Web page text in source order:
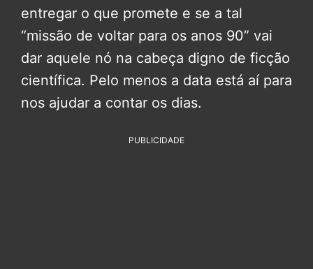
entregar o que promete e se a tal
“missão de voltar para os anos 90” vai
dar aquele nó na cabeça digno de ficção
científica. Pelo menos a data está aí para
nos ajudar a contar os dias.
PUBLICIDADE